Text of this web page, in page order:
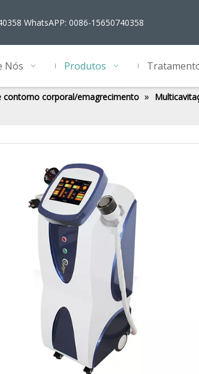
WhatsAPP: 0086-15650740358
Nós Produtos
contorno corporal/emagrecimento »